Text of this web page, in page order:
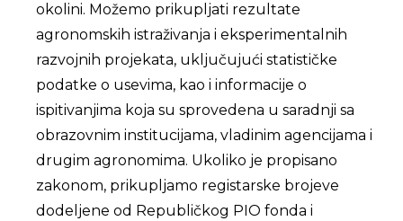
okolini. Možemo prikupljati rezultate
agronomskih istraživanja i eksperimentalnih
razvojnih projekata, uključujući statističke
podatke o usevima, kao i informacije o
ispitivanjima koja su sprovedena u saradnji sa
obrazovnim institucijama, vladinim agencijama i
drugim agronomima. Ukoliko je propisano
zakonom, prikupljamo registarske brojeve
dodeljene od Republičkog PIO fonda i